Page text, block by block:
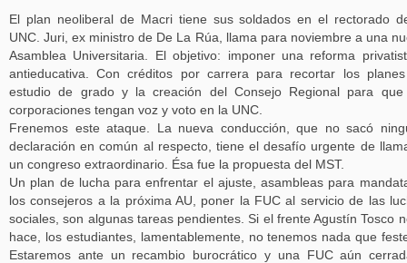
El plan neoliberal de Macri tiene sus soldados en el rectorado
UNC. Juri, ex ministro de De La Rúa, llama para noviembre a una
Asamblea Universitaria. El objetivo: imponer una reforma
antieducativa. Con créditos por carrera para recortar los
estudio de grado y la creación del Consejo Regional para que
corporaciones tengan voz y voto en la UNC.
Frenemos este ataque. La nueva conducción, que no sacó
declaración en común al respecto, tiene el desafío urgente de
un congreso extraordinario. Ésa fue la propuesta del MST.
Un plan de lucha para enfrentar el ajuste, asambleas para
los consejeros a la próxima AU, poner la FUC al servicio de las
sociales, son algunas tareas pendientes. Si el frente Agustín Tosco
hace, los estudiantes, lamentablemente, no tenemos nada que
Estaremos ante un recambio burocrático y una FUC aún